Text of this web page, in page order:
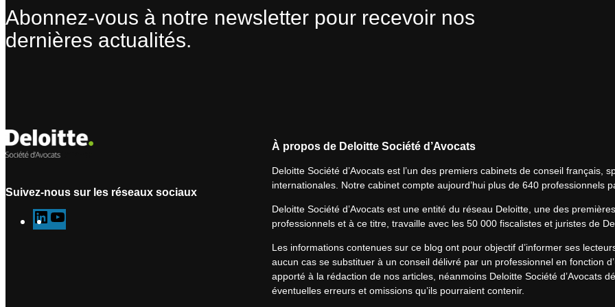
Abonnez-vous à notre newsletter pour recevoir nos
dernières actualités.
Suivez-nous sur les réseaux sociaux
L
i
o
À propos de Deloitte Société d’Avocats
Deloitte Société d’Avocats est l’un des premiers cabinets de conseil français,
internationales. Notre cabinet compte aujourd’hui plus de 640 professionnels
Deloitte Société d’Avocats est une entité du réseau Deloitte, une des
professionnels et à ce titre, travaille avec les 50 000 fiscalistes et juristes de
Les informations contenues sur ce blog ont pour objectif d’informer ses
aucun cas se substituer à un conseil délivré par un professionnel en fonction
apporté à la rédaction de nos articles, néanmoins Deloitte Société d’Avocats
éventuelles erreurs et omissions qu’ils pourraient contenir.​